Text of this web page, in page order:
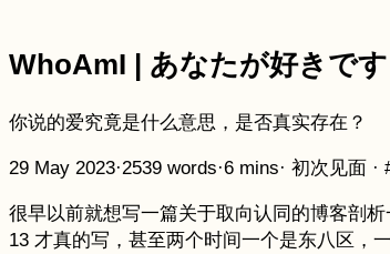
WhoAmI | あなたが好きです
你说的爱究竟是什么意思，是否真实存在？
29 May 2023·2539 words·6 mins· 初次见面 ·
很早以前就想写一篇关于取向认同的博客剖
13 才真的写，甚至两个时间一个是东八区，